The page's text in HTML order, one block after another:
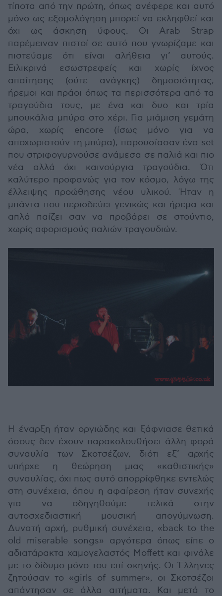
τίποτα από την πρώτη, όπως ανέφερε και αυτό
μόνο ως εξομολόγηση μπορεί να εκληφθεί και
όχι ως άσκηση ύφους. Οι Arab Strap
παρέμειναν πιστοί σε αυτό που γνωρίζαμε και
πιστεύαμε ότι είναι αλήθεια γι’ αυτούς.
Ειλικρινά εσωστρεφείς και χωρίς ίχνος
απαίτησης (ούτε ανάγκης) δημοσιότητας,
ήρεμοι και πράοι όπως τα περισσότερα από τα
τραγούδια τους, με ένα και δυο και τρία
μπουκάλια μπύρα στο χέρι. Για μιάμιση γεμάτη
ώρα, χωρίς encore (ίσως μόνο για να
αποχωριστούν τη μπύρα), παρουσίασαν ένα set
που στριφογυρνούσε ανάμεσα σε παλιά και πιο
νέα αλλά όχι καινούργια τραγούδια. Ότι
καλύτερο προφανώς για τον κόσμο, λόγω της
έλλειψης προώθησης νέου υλικού. Ήταν η
μπάντα που περιοδεύει γενικώς και ήρεμα και
απλά παίζει σαν να προβάρει σε στούντιο,
χωρίς αφορισμούς παλιών τραγουδιών.
Η έναρξη ήταν οργιώδης και ξάφνιασε θετικά
όσους δεν έχουν παρακολουθήσει άλλη φορά
συναυλία των Σκοτσέζων, διότι εξ’ αρχής
υπήρχε η θεώρηση μιας «καθιστικής»
συναυλίας, όχι πως αυτό απορρίφθηκε εντελώς
στη συνέχεια, όπου η αφαίρεση ήταν συνεχής
για να οδηγηθούμε τελικά στην
αυτοσχεδιαστική μουσική απογύμνωση.
Δυνατή αρχή, ρυθμική συνέχεια, «back to the
old miserable songs» αργότερα όπως είπε ο
αδιατάρακτα χαμογελαστός Moffett και φινάλε
με το δίδυμο μόνο του επί σκηνής. Οι Έλληνες
ζητούσαν το «girls of summer», οι Σκοτσέζοι
απάντησαν σε άλλα αιτήματα. Και μετά το